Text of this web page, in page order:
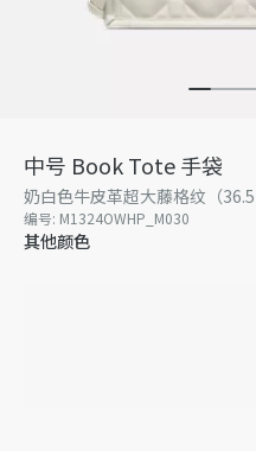
中号 Book Tote 手袋
奶白色牛皮革超大藤格纹（36.5
编号: M1324OWHP_M030
其他颜色